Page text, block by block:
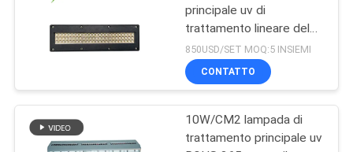
principale uv di
trattamento lineare del
sistema 365nm 395nm
405nm di Shenzhen
1200w
850USD/SET MOQ:5 INSIEMI
CONTATTO
10W/CM2 lampada di
trattamento principale uv